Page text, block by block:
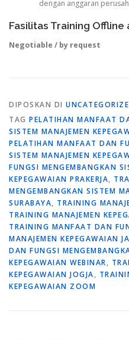
dengan anggaran
Fasilitas Training Offline
Negotiable / by request
DIPOSKAN DI
TAG PELATIHAN MANFAAT
SISTEM MANAJEMEN
PELATIHAN MANFAAT DAN
SISTEM MANAJEMEN
FUNGSI MENGEMBANGKAN
KEPEGAWAIAN PRAKERJA,
MENGEMBANGKAN SISTEM
SURABAYA, TRAINING
TRAINING MANAJEMEN
TRAINING MANFAAT DAN
MANAJEMEN KEPEGAWAIAN
DAN FUNGSI
KEPEGAWAIAN WEBINAR,
KEPEGAWAIAN JOGJA,
KEPEGAWAIAN ZOOM